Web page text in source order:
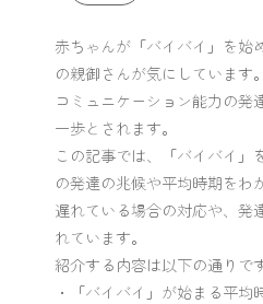
赤ちゃんが「バイバイ」を始
の親御さんが気にしています
コミュニケーション能力の発
一歩とされます。
この記事では、「バイバイ」
の発達の兆候や平均時期をわ
遅れている場合の対応や、発
れています。
紹介する内容は以下の通りです
・「バイバイ」が始まる平均